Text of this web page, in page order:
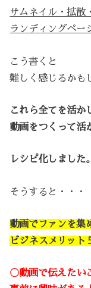
サムネイル・拡散
ランディングペ
こう書くと
難しく感じるかも
これら全てを活か
動画をつくって活
レシピ化しました。
そうすると・・・
動画でファンを集
ビジネスメリット
〇動画で伝えたい